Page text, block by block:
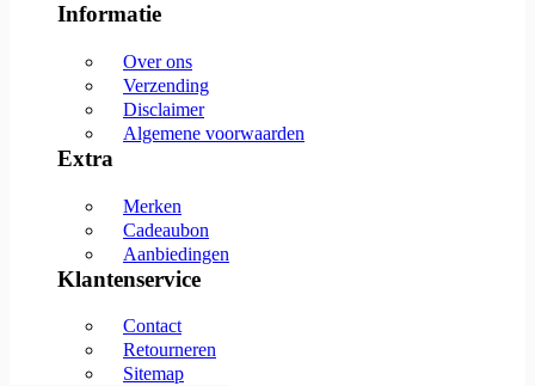
Informatie
Over ons
Verzending
Disclaimer
Algemene voorwaarden
Extra
Merken
Cadeaubon
Aanbiedingen
Klantenservice
Contact
Retourneren
Sitemap